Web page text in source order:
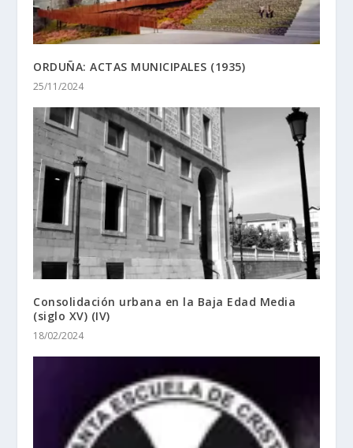
ORDUÑA: ACTAS MUNICIPALES (1935)
25/11/2024
Consolidación urbana en la Baja Edad Media
(siglo XV) (IV)
18/02/2024